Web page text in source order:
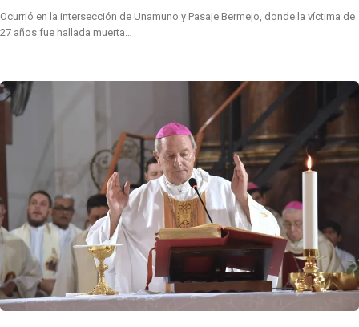
Ocurrió en la intersección de Unamuno y Pasaje Bermejo, donde la víctima de
27 años fue hallada muerta…